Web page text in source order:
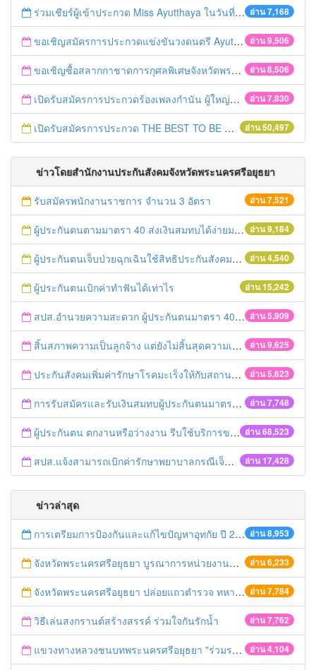
อ่าน 7,168
ร่วมเชียร์ผู้เข้าประกวด Miss Ayutthaya ในวันที่ 15 ธันวาคม 2560
อ่าน 9,506
ขอเชิญสมัครการประกวดแข่งขันวงดนตรี Ayutthaya battle of the bands
อ่าน 8,506
ขอเชิญซื้อสลากกาชาดการกุศลพิเศษจังหวัดพระนครศรีอยุธยา 2560
อ่าน 7,830
เปิดรับสมัครการประกวดร้องเพลงกำนัน ผู้ใหญ่บ้าน ฯลฯ
อ่าน 50,497
เปิดรับสมัครการประกวด THE BEST TO BE NUMBER ONE
ข่าวโดยสำนักงานประกันสังคมจังหวัดพระนครศรีอยุธยา
อ่าน 7,521
รับสมัครพนักงานราชการ จำนวน 3 อัตรา
อ่าน 9,184
ผู้ประกันตนตามมาตรา 40 ส่งเงินสมทบได้ง่ายมาก
อ่าน 4,540
ผู้ประกันตนเจ็บป่วยฉุกเฉินใช้สิทธิประกันสังคมได้ทุกที่ทุกเวลา
อ่าน 15,242
ผู้ประกันตนเบิกค่าทำฟันได้เท่าไร
อ่าน 5,909
สปส.อำนวยความสะดวก ผู้ประกันตนมาตรา 40 ชำระเงินสมทบผ่านเคาเตอร์เซอร์วิส
อ่าน 9,625
สิ้นสภาพความเป็นลูกจ้าง แต่ยังไม่สิ้นสุดความเป็นผู้ประกันตน
อ่าน 5,623
ประกันสังคมเพิ่มค่ารักษาโรคมะเร็งให้กับสถานพยาบาล
อ่าน 7,748
การรับสมัครและรับเงินสมทบผู้ประกันตนมาตรา 40
อ่าน 68,523
ผู้ประกันตน ตกงานหรือว่างงาน รีบใช้บริการของสำนักงานประกันสังคม
อ่าน 17,428
สปส.แจ้งสามารถเบิกค่ารักษาพยาบาลกรณีเจ็บป่วยฉุกเฉินคืนได้ 2 ช่องทาง ทั้งประกันชีวิตและสิทธิประกันสังคม
ข่าวล่าสุด
อ่าน 8,953
การเตรียมการป้องกันและแก้ไขปัญหาอุทกัย ปี 2561
อ่าน 6,233
จังหวัดพระนครศรีอยุธยา บูรณาการหน่วยงานที่เกี่ยวข้อง ลงพื้นที่จัดระเบียบและดำเนินมาตรการตามบทลงโทษสูงสุดกับผู้ประกอบการร้านค้าที่ยังฝ่าฝืนตั้งร้านค้ารุกล้ำเขตพื้นที่ทางหลวง เตรียมความปลอดภัยก่อนเทศกาลสงกรานต์
อ่าน 7,784
จังหวัดพระนครศรีอยุธยา ปล่อยแถวตำรวจ ทหาร ฝ่ายปกครอง กว่า 100 นาย ตรวจเข้มท่ารถสาธารณะ สถานีขนส่งรถโดยสาร วินรถตู้ และสถานีรถไฟ เตรียมรับมือเทศกาลสงกรานต์
อ่าน 7,762
วิธีเล่นสงกรานต์สร้างสรรค์ ร่วมใจกันรักน้ำ
อ่าน 4,104
แขวงทางหลวงชนบทพระนครศรีอยุธยา "ร่วมรณรงค์ ขับช้า เปิดไฟหน้า คาดเข็มขัด" เทศกาลสงกรานต์ ปี 2561